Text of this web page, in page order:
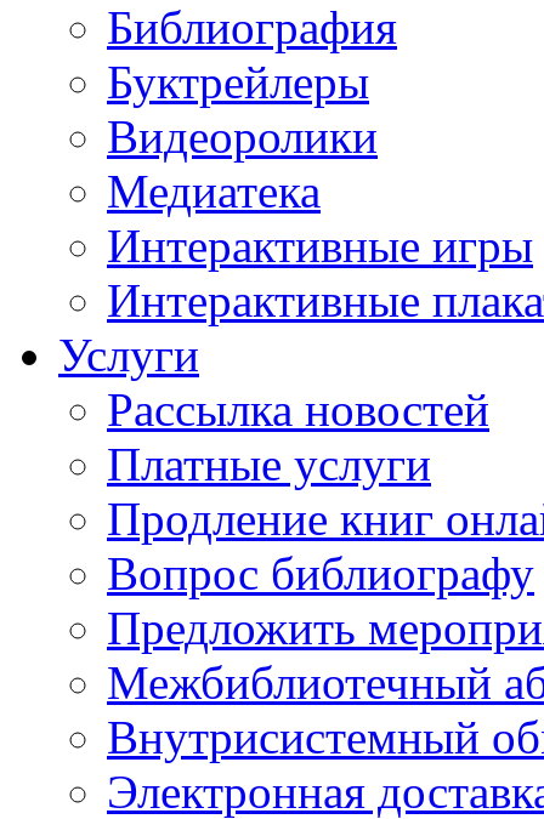
Библиография
Буктрейлеры
Видеоролики
Медиатека
Интерактивные игры
Интерактивные
Услуги
Рассылка новостей
Платные услуги
Продление книг
Вопрос библиографу
Предложить
Межбиблиотечный
Внутрисистемный
Электронная